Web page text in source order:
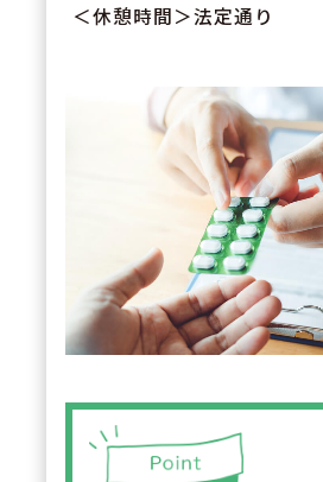
＜休憩時間＞法定通り